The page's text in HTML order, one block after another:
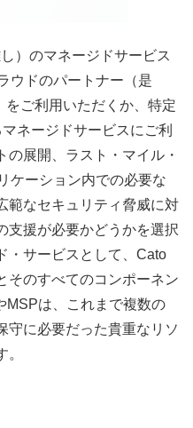
）のマネージドサービス
ウドのパートナー（是
ご利用いただくか、特定
ネージドサービスにご利
の展開、ラスト・マイル・
ケーション内での必要な
範なセキュリティ脅威に対
支援が必要かどうかを選択
・サービスとして、Cato
そのすべてのコンポーネン
MSPは、これまで複数の
守に必要だった貴重なリソ